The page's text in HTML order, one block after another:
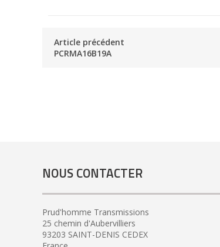
Article précédent
PCRMA16B19A
NOUS CONTACTER
Prud'homme Transmissions
25 chemin d'Aubervilliers
93203 SAINT-DENIS CEDEX